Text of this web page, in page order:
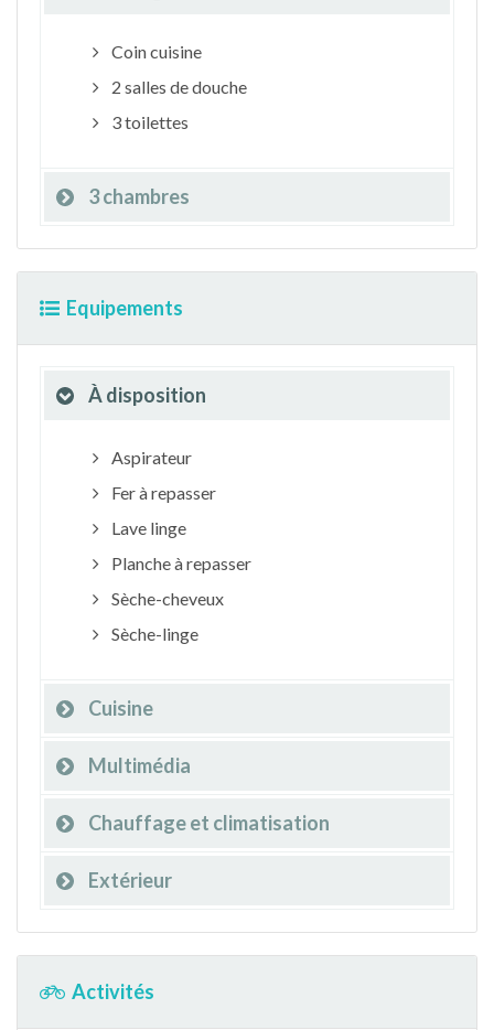
Coin cuisine
2 salles de douche
3 toilettes
3 chambres
Equipements
À disposition
Aspirateur
Fer à repasser
Lave linge
Planche à repasser
Sèche-cheveux
Sèche-linge
Cuisine
Multimédia
Chauffage et climatisation
Extérieur
Activités